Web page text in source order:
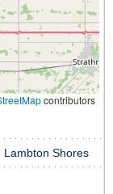
contributors
Lambton Shores